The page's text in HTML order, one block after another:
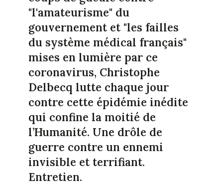
"l'amateurisme" du
gouvernement et "les failles
du système médical français"
mises en lumière par ce
coronavirus, Christophe
Delbecq lutte chaque jour
contre cette épidémie inédite
qui confine la moitié de
l’Humanité. Une drôle de
guerre contre un ennemi
invisible et terrifiant.
Entretien.